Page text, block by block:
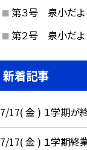
第３号 泉小だよ
第２号 泉小だよ
新着記事
7/17( 金 ) １学期が終
7/17( 金 ) １学期終業